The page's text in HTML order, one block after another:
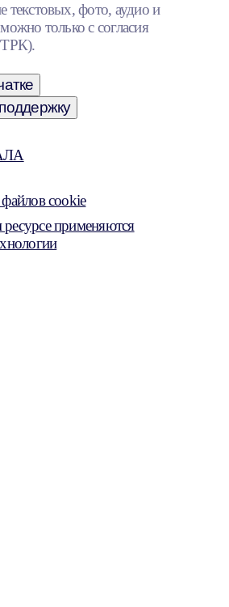
текстовых, фото, аудио и
только с согласия
cookie
применяются